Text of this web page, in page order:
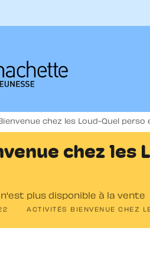
chez les Loud-Quel perso
chez les
plus disponible à la vente
ACTIVITÉS BIENVENUE CHEZ